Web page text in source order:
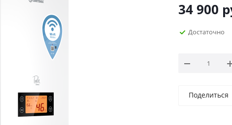
34 900
Достаточно
Поделиться